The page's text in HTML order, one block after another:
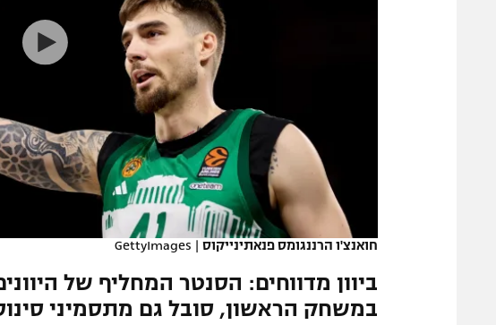
רשיון להקרנה פומבית לבית עסק
הצטרפות לחבילת הערוצים
לוח דרושים – ג'ובנט
חואנצ'ו הרננגומס פנאתינייקוס |
GettyImages
ביוון מדווחים: הסנטר המחליף של
במשחק הראשון, סובל גם מתסמיני